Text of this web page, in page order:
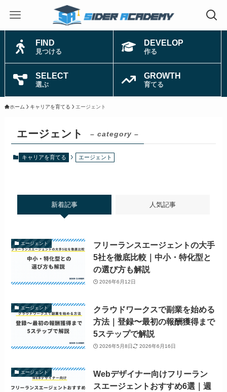
FIND
見つける
DEVELOP
作る
SELECT
選ぶ
GROWTH
育てる
ホーム キャリアを育てる エージェント
エージェント – category –
キャリアを育てる エージェント
新着記事 人気記事
エージェント
フリーランスエージェントの大手
5社を徹底比較｜中小・特化型と
の選び方も解説
2026年6月12日
エージェント
クラウドワークスで副業を始める
方法｜登録〜最初の報酬獲得まで
5ステップで解説
2026年5月8日 2026年6月16日
エージェント
Webデザイナー向けフリーラン
スエージェントおすすめ6選｜週